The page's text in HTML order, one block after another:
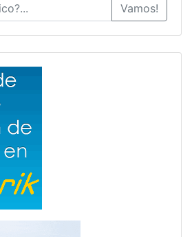
Vamos!